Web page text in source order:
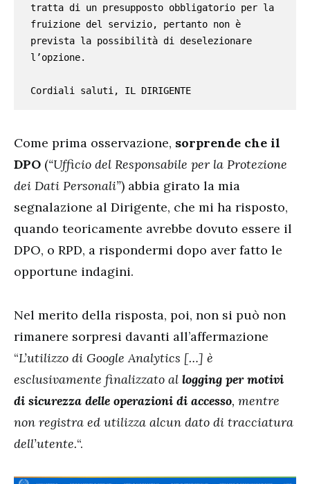
tratta di un presupposto obbligatorio per la
fruizione del servizio, pertanto non è
prevista la possibilità di deselezionare
l’opzione.
Cordiali saluti, IL DIRIGENTE
Come prima osservazione, sorprende che il
DPO (“Ufficio del Responsabile per la Protezione
dei Dati Personali”) abbia girato la mia
segnalazione al Dirigente, che mi ha risposto,
quando teoricamente avrebbe dovuto essere il
DPO, o RPD, a rispondermi dopo aver fatto le
opportune indagini.
Nel merito della risposta, poi, non si può non
rimanere sorpresi davanti all’affermazione
“L’utilizzo di Google Analytics […] è
esclusivamente finalizzato al logging per motivi
di sicurezza delle operazioni di accesso, mentre
non registra ed utilizza alcun dato di tracciatura
dell’utente.“.